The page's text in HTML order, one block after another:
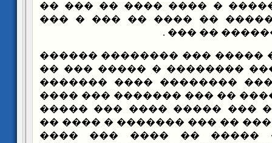
�� �� ���� �������� �
������ �� ��� ����� ��
��������
��� ��� ��� ����� ���
������ � ��� ����
��� ���� ��� ����
������ � ��������� �� ���
��������� � ��� ��� �����
�������� �������� �� ���
���� �� ����� ����� ��